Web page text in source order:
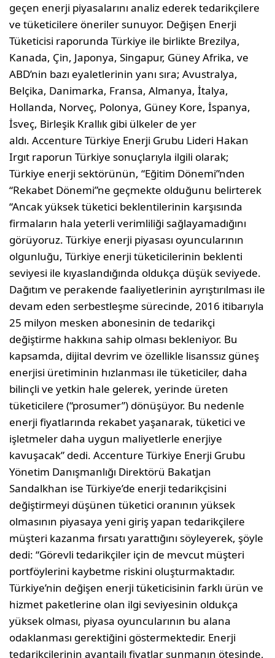
geçen enerji piyasalarını analiz ederek tedarikçilere
ve tüketicilere öneriler sunuyor. Değişen Enerji
Tüketicisi raporunda Türkiye ile birlikte Brezilya,
Kanada, Çin, Japonya, Singapur, Güney Afrika, ve
ABD’nin bazı eyaletlerinin yanı sıra; Avustralya,
Belçika, Danimarka, Fransa, Almanya, İtalya,
Hollanda, Norveç, Polonya, Güney Kore, İspanya,
İsveç, Birleşik Krallık gibi ülkeler de yer
aldı. Accenture Türkiye Enerji Grubu Lideri Hakan
Irgıt raporun Türkiye sonuçlarıyla ilgili olarak;
Türkiye enerji sektörünün, “Eğitim Dönemi”nden
“Rekabet Dönemi”ne geçmekte olduğunu belirterek
“Ancak yüksek tüketici beklentilerinin karşısında
firmaların hala yeterli verimliliği sağlayamadığını
görüyoruz. Türkiye enerji piyasası oyuncularının
olgunluğu, Türkiye enerji tüketicilerinin beklenti
seviyesi ile kıyaslandığında oldukça düşük seviyede.
Dağıtım ve perakende faaliyetlerinin ayrıştırılması ile
devam eden serbestleşme sürecinde, 2016 itibarıyla
25 milyon mesken abonesinin de tedarikçi
değiştirme hakkına sahip olması bekleniyor. Bu
kapsamda, dijital devrim ve özellikle lisanssız güneş
enerjisi üretiminin hızlanması ile tüketiciler, daha
bilinçli ve yetkin hale gelerek, yerinde üreten
tüketicilere (“prosumer”) dönüşüyor. Bu nedenle
enerji fiyatlarında rekabet yaşanarak, tüketici ve
işletmeler daha uygun maliyetlerle enerjiye
kavuşacak” dedi. Accenture Türkiye Enerji Grubu
Yönetim Danışmanlığı Direktörü Bakatjan
Sandalkhan ise Türkiye’de enerji tedarikçisini
değiştirmeyi düşünen tüketici oranının yüksek
olmasının piyasaya yeni giriş yapan tedarikçilere
müşteri kazanma fırsatı yarattığını söyleyerek, şöyle
dedi: “Görevli tedarikçiler için de mevcut müşteri
portföylerini kaybetme riskini oluşturmaktadır.
Türkiye’nin değişen enerji tüketicisinin farklı ürün ve
hizmet paketlerine olan ilgi seviyesinin oldukça
yüksek olması, piyasa oyuncularının bu alana
odaklanması gerektiğini göstermektedir. Enerji
tedarikçilerinin avantajlı fiyatlar sunmanın ötesinde,